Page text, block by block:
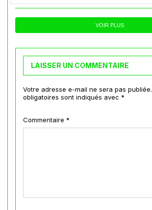
VOIR PLUS
LAISSER UN COMMENTAIRE
Votre adresse e-mail ne sera pas publiée.
obligatoires sont indiqués avec *
Commentaire *